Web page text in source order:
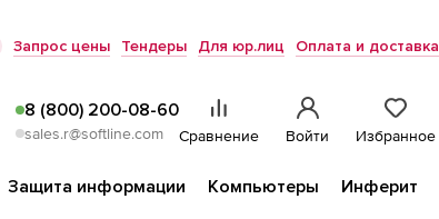
Запрос цены Тендеры Для юр.лиц Оплата и доставка
8 (800) 200-08-60
sales.r@softline.com Сравнение Войти Избранное
Защита информации Компьютеры Инферит